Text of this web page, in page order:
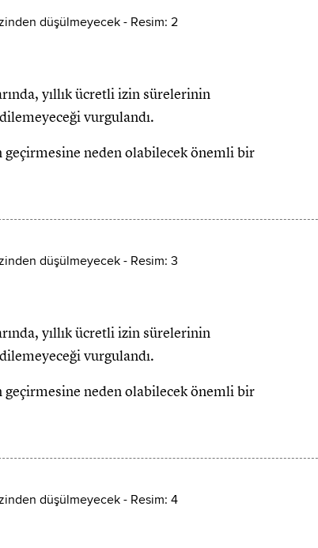
yıllık ücretli izin sürelerinin
vurgulandı.
geçirmesine neden olabilecek önemli bir
yıllık ücretli izin sürelerinin
vurgulandı.
geçirmesine neden olabilecek önemli bir